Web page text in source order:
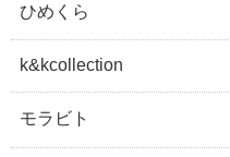
ひめくら
k&kcollection
モラビト